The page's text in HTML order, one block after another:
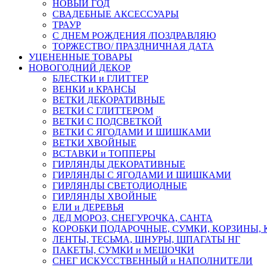
НОВЫЙ ГОД
СВАДЕБНЫЕ АКСЕССУАРЫ
ТРАУР
С ДНЕМ РОЖДЕНИЯ /ПОЗДРАВЛЯЮ
ТОРЖЕСТВО/ ПРАЗДНИЧНАЯ ДАТА
УЦЕНЕННЫЕ ТОВАРЫ
НОВОГОДНИЙ ДЕКОР
БЛЕСТКИ и ГЛИТТЕР
ВЕНКИ и КРАНСЫ
ВЕТКИ ДЕКОРАТИВНЫЕ
ВЕТКИ С ГЛИТТЕРОМ
ВЕТКИ С ПОДСВЕТКОЙ
ВЕТКИ С ЯГОДАМИ И ШИШКАМИ
ВЕТКИ ХВОЙНЫЕ
ВСТАВКИ и ТОППЕРЫ
ГИРЛЯНДЫ ДЕКОРАТИВНЫЕ
ГИРЛЯНДЫ С ЯГОДАМИ И ШИШКАМИ
ГИРЛЯНДЫ СВЕТОДИОДНЫЕ
ГИРЛЯНДЫ ХВОЙНЫЕ
ЕЛИ и ДЕРЕВЬЯ
ДЕД МОРОЗ, СНЕГУРОЧКА, САНТА
КОРОБКИ ПОДАРОЧНЫЕ, СУМКИ,
ЛЕНТЫ, ТЕСЬМА, ШНУРЫ, ШПАГАТЫ НГ
ПАКЕТЫ, СУМКИ и МЕШОЧКИ
СНЕГ ИСКУССТВЕННЫЙ и НАПОЛНИТЕЛИ